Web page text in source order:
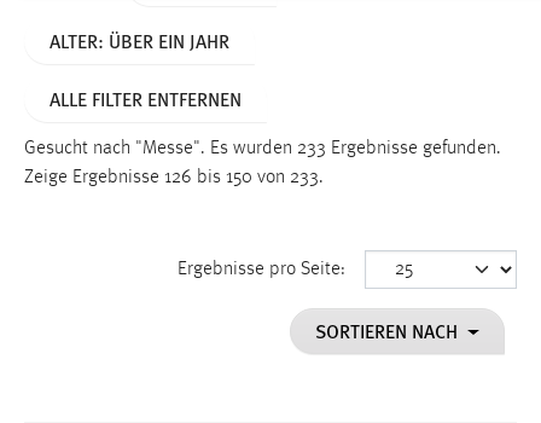
ALTER: ÜBER EIN JAHR
ALLE FILTER ENTFERNEN
Gesucht nach "Messe". Es wurden 233 Ergebnisse gefunden.
Zeige Ergebnisse 126 bis 150 von 233.
Ergebnisse pro Seite:
SORTIEREN NACH
Funktionen und sind für die einwandfreie Funktion der
Name:
Dieser Cookie speichert die ausgewählten Einverständnis-